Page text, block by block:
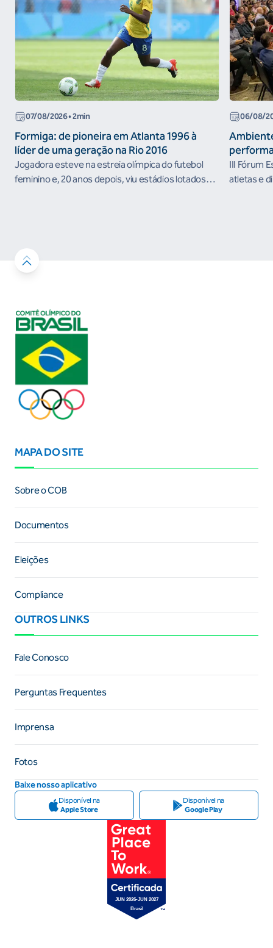
07/08/2026• 2min
Formiga: de pioneira em Atlanta 1996 à
líder de uma geração na Rio 2016
Jogadora esteve na estreia olímpica do futebol
feminino e, 20 anos depois, viu estádios lotados
06/08/
III Fórum
atletas e
MAPA DO SITE
Sobre o COB
Documentos
Eleições
Compliance
OUTROS LINKS
Fale Conosco
Perguntas Frequentes
Imprensa
Fotos
Baixe nosso aplicativo
Disponível na
Apple Store
Disponível na
Google Play